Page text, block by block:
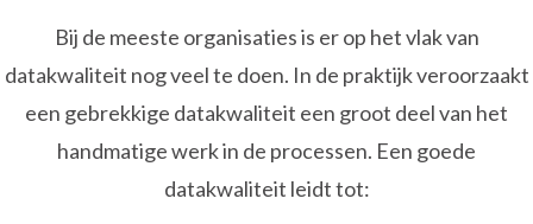
Bij de meeste organisaties is er op het vlak van
datakwaliteit nog veel te doen. In de praktijk veroorzaakt
een gebrekkige datakwaliteit een groot deel van het
handmatige werk in de processen. Een goede
datakwaliteit leidt tot: